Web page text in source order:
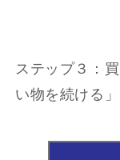
ステップ３：
い物を続ける